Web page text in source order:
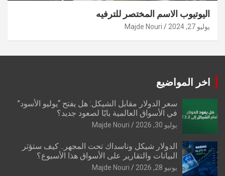
اليوتيوب الاسم المختصر للترفيه
يوليو 27, 2024 Majde Nouri
اخر المواضيع
سعر الدولار مقابل الشيكل: هل يفتح “يوليو الأسود”
في الأسواق العالمية بابًا لصعود جديد؟
يوليو 30, 2026 Majde Nouri
الدولار شيكل وناسداك تحت المجهر.. كيف ستؤثر
البيانات والتقارير على الأسواق هذا الأسبوع؟
يونيو 28, 2026 Majde Nouri